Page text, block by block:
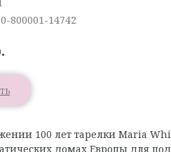
800001-14742
100 лет тарелки Maria
домах Европы для